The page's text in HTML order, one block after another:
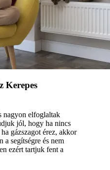
Kerepes
nagyon elfoglaltak
jól, hogy ha nincs
gázszagot érez, akkor
a segítségre és nem
ezért tartjuk fent a